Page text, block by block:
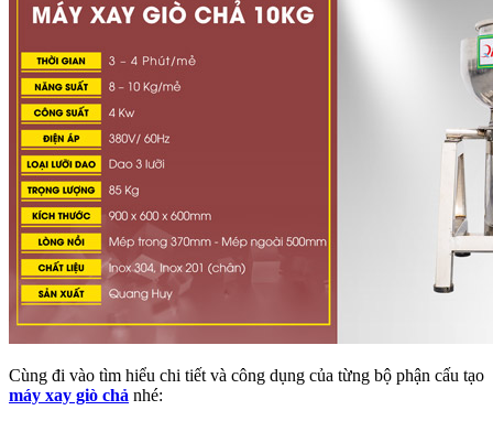
Cùng đi vào tìm hiểu chi tiết và công dụng của từng bộ phận cấu tạo
máy xay giò chả nhé: